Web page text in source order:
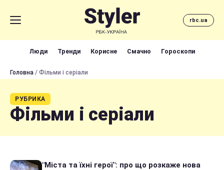
rbc.ua
Люди Тренди Корисне Смачно Гороскопи
Головна / Фільми і серіали
РУБРИКА
Фільми і серіали
"Міста та їхні герої": про що розкаже нова